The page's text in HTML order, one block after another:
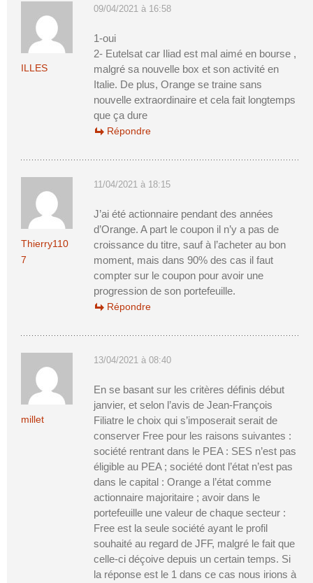
ILLES
09/04/2021 à 16:58
1-oui
2- Eutelsat car Iliad est mal aimé en bourse ,
malgré sa nouvelle box et son activité en
Italie. De plus, Orange se traine sans
nouvelle extraordinaire et cela fait longtemps
que ça dure
Répondre
Thierry110
7
11/04/2021 à 18:15
J’ai été actionnaire pendant des années
d’Orange. A part le coupon il n’y a pas de
croissance du titre, sauf à l’acheter au bon
moment, mais dans 90% des cas il faut
compter sur le coupon pour avoir une
progression de son portefeuille.
Répondre
millet
13/04/2021 à 08:40
En se basant sur les critères définis début
janvier, et selon l’avis de Jean-François
Filiatre le choix qui s’imposerait serait de
conserver Free pour les raisons suivantes :
société rentrant dans le PEA : SES n’est pas
éligible au PEA ; société dont l’état n’est pas
dans le capital : Orange a l’état comme
actionnaire majoritaire ; avoir dans le
portefeuille une valeur de chaque secteur :
Free est la seule société ayant le profil
souhaité au regard de JFF, malgré le fait que
celle-ci déçoive depuis un certain temps. Si
la réponse est le 1 dans ce cas nous irions à